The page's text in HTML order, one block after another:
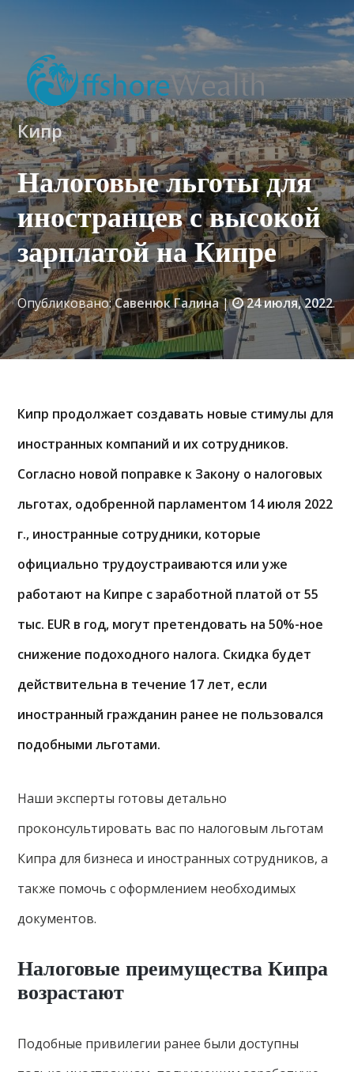
Кипр
Налоговые льготы для
иностранцев с высокой
зарплатой на Кипре
Опубликовано:Савенюк Галина| 24 июля, 2022.
Кипр продолжает создавать новые стимулы для
иностранных компаний и их сотрудников.
Согласно новой поправке к Закону о налоговых
льготах, одобренной парламентом 14 июля 2022
г., иностранные сотрудники, которые
официально трудоустраиваются или уже
работают на Кипре с заработной платой от 55
тыс. EUR в год, могут претендовать на 50%-ное
снижение подоходного налога. Скидка будет
действительна в течение 17 лет, если
иностранный гражданин ранее не пользовался
подобными льготами.
Наши эксперты готовы детально
проконсультировать вас по налоговым льготам
Кипра для бизнеса и иностранных сотрудников, а
также помочь с оформлением необходимых
документов.
Налоговые преимущества Кипра
возрастают
Подобные привилегии ранее были доступны